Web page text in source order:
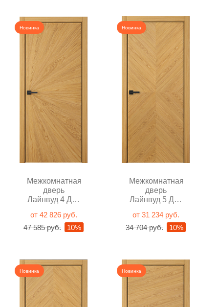
Новинка
Межкомнатная
дверь
Лайнвуд 4 Дуб
глухая
от 42 826 руб.
47 585 руб.
10%
Новинка
Межкомнатная
дверь
Лайнвуд 5 Дуб
глухая
от 31 234 руб.
34 704 руб.
10%
Новинка Новинка